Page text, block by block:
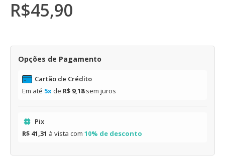
R$45,90
Opções de Pagamento
Cartão de Crédito
Em até 5x de R$ 9,18sem juros
Pix
R$ 41,31 à vista com 10% de desconto